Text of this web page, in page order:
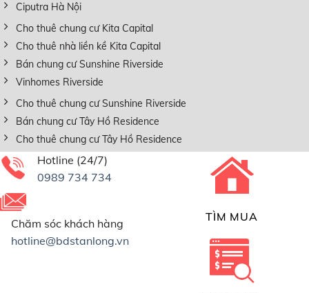
Ciputra Hà Nội
Cho thuê chung cư Kita Capital
Cho thuê nhà liền kề Kita Capital
Bán chung cư Sunshine Riverside
Vinhomes Riverside
Cho thuê chung cư Sunshine Riverside
Bán chung cư Tây Hồ Residence
Cho thuê chung cư Tây Hồ Residence
Hotline (24/7)
0989 734 734
Chăm sóc khách hàng
hotline@bdstanlong.vn
TÌM MUA